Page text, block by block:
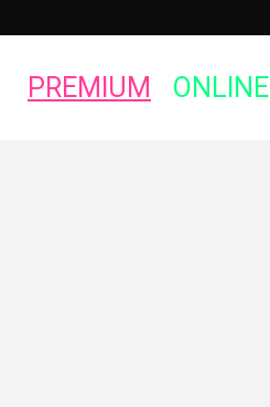
PREMIUM ONLINE